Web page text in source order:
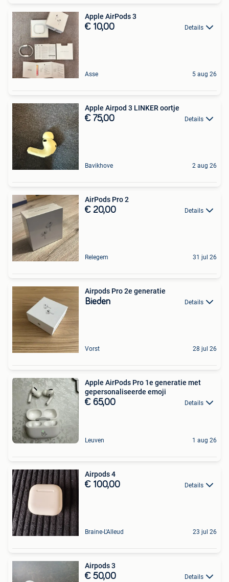
Apple AirPods 3
€ 10,00 Details
Asse 5 aug 26
Apple Airpod 3 LINKER oortje
€ 75,00 Details
Bavikhove 2 aug 26
AirPods Pro 2
€ 20,00 Details
Relegem 31 jul 26
Airpods Pro 2e generatie
Bieden Details
Vorst 28 jul 26
Apple AirPods Pro 1e generatie met
gepersonaliseerde emoji
€ 65,00 Details
Leuven 1 aug 26
Airpods 4
€ 100,00 Details
Braine-L'Alleud 23 jul 26
Airpods 3
€ 50,00 Details